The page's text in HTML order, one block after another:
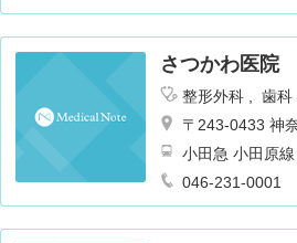
さつかわ医院
整形外科 歯科
〒243-0433 神
小田急 小田原
046-231-0001